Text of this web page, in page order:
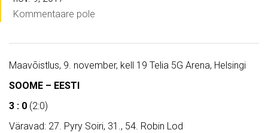
Kommentaare pole
Maavõistlus, 9. november, kell 19 Telia 5G Arena, Helsingi
SOOME – EESTI
3 : 0 (2:0)
Väravad: 27. Pyry Soiri, 31., 54. Robin Lod